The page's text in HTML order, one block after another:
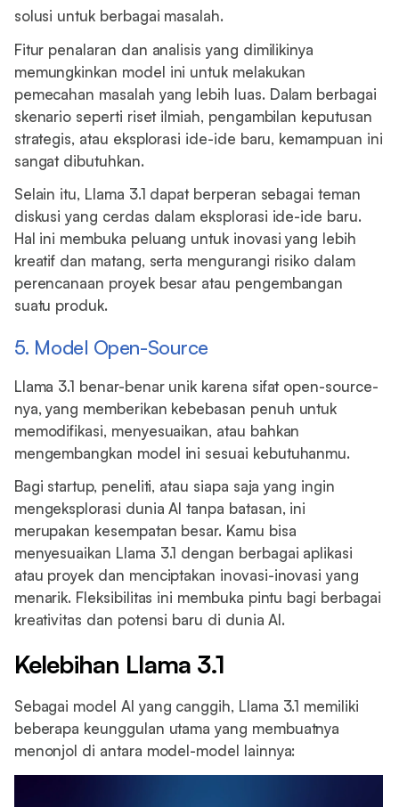
solusi untuk berbagai masalah.
Fitur penalaran dan analisis yang dimilikinya
memungkinkan model ini untuk melakukan
pemecahan masalah yang lebih luas. Dalam berbagai
skenario seperti riset ilmiah, pengambilan keputusan
strategis, atau eksplorasi ide-ide baru, kemampuan ini
sangat dibutuhkan.
Selain itu, Llama 3.1 dapat berperan sebagai teman
diskusi yang cerdas dalam eksplorasi ide-ide baru.
Hal ini membuka peluang untuk inovasi yang lebih
kreatif dan matang, serta mengurangi risiko dalam
perencanaan proyek besar atau pengembangan
suatu produk.
5. Model Open-Source
Llama 3.1 benar-benar unik karena sifat open-source-
nya, yang memberikan kebebasan penuh untuk
memodifikasi, menyesuaikan, atau bahkan
mengembangkan model ini sesuai kebutuhanmu.
Bagi startup, peneliti, atau siapa saja yang ingin
mengeksplorasi dunia AI tanpa batasan, ini
merupakan kesempatan besar. Kamu bisa
menyesuaikan Llama 3.1 dengan berbagai aplikasi
atau proyek dan menciptakan inovasi-inovasi yang
menarik. Fleksibilitas ini membuka pintu bagi berbagai
kreativitas dan potensi baru di dunia AI.
Kelebihan Llama 3.1
Sebagai model AI yang canggih, Llama 3.1 memiliki
beberapa keunggulan utama yang membuatnya
menonjol di antara model-model lainnya: